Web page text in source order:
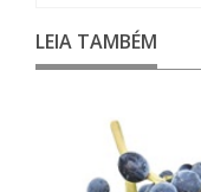
LEIA TAMBÉM